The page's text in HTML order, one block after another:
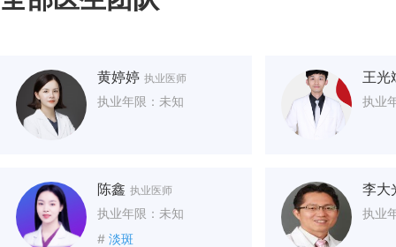
黄婷婷 执业医师
执业年限：未知
王
执业
陈鑫 执业医师
执业年限：未知
# 淡斑
李
执业